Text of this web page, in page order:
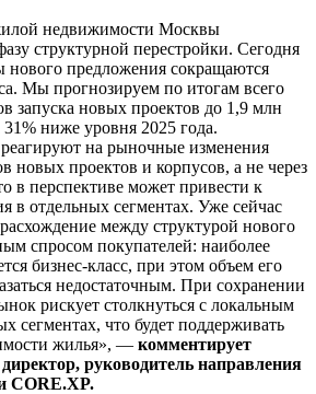
недвижимости Москвы
структурной перестройки. Сегодня
предложения сокращаются
Мы прогнозируем по итогам всего
запуска новых проектов до 1,9 млн
ниже уровня 2025 года.
на рыночные изменения
новых проектов и корпусов, а не через
в перспективе может привести к
в отдельных сегментах. Уже сейчас
между структурой нового
спросом покупателей: наиболее
бизнес-класс, при этом объем его
недостаточным. При сохранении
рискует столкнуться с локальным
сегментах, что будет поддерживать
жилья», — комментирует
руководитель направления
CORE.XP.